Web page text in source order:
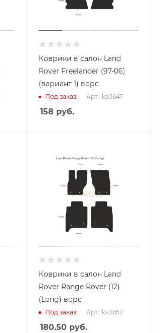
Коврики в салон Land
Rover Freelander (97-06)
(вариант 1) ворс
Под заказ Арт.: ks0647
158 руб.
Коврики в салон Land
Rover Range Rover (12)
(Long) ворс
Под заказ Арт.: ks0652
180.50руб.